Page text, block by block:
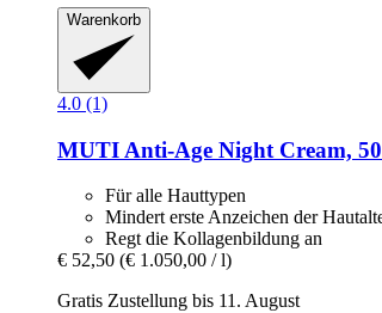
Warenkorb
4.0 (1)
MUTI Anti-​Age Night Cream,
Für alle Hauttypen
Mindert erste Anzeichen der
Regt die Kollagenbildung an
€ 52,50 (€ 1.050,00 / l)
Gratis Zustellung bis 11. August